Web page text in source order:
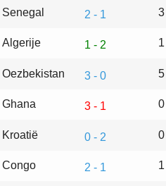
Senegal 2 - 1
Algerije 1 - 2
Oezbekistan 3 - 0
Ghana 3 - 1
Kroatië 0 - 2
Congo 2 - 1